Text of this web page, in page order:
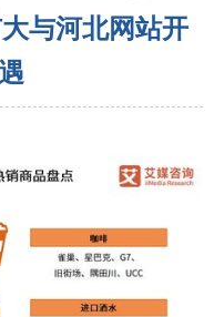
与河北网站开